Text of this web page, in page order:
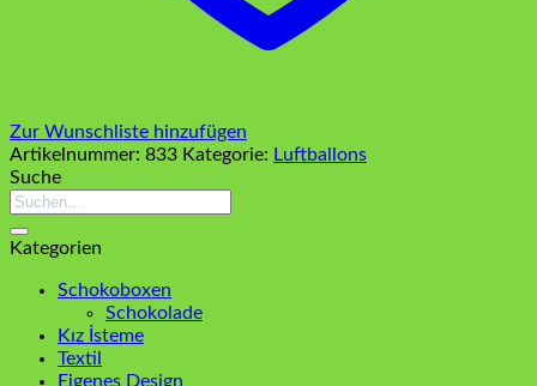
Zur Wunschliste hinzufügen
Artikelnummer: 833 Kategorie: Luftballons
Suche
Suchen
Kategorien
Schokoboxen
Schokolade
Kız İsteme
Textil
Eigenes Design